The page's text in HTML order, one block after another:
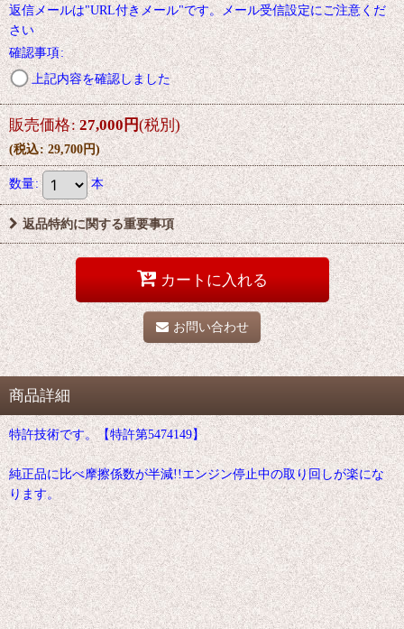
返信メールは"URL付きメール"です。メール受信設定にご注意くだ
さい
確認事項:
上記内容を確認しました
販売価格: 27,000円(税別)
(税込: 29,700円)
数量: 本
返品特約に関する重要事項
カートに入れる
お問い合わせ
商品詳細
特許技術です。【特許第5474149】
純正品に比べ摩擦係数が半減!!エンジン停止中の取り回しが楽にな
ります。